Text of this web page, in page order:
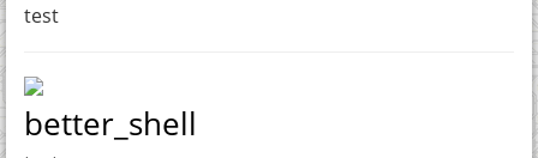
test
better_shell